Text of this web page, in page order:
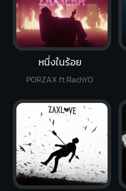
หนึ่งในร้อย
PORZAX ft.RachYO